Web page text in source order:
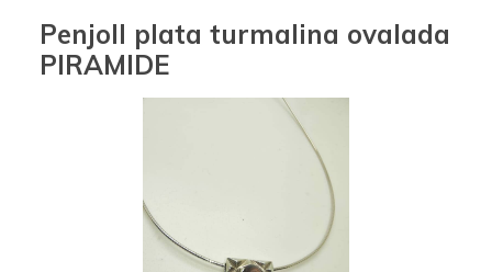
Penjoll plata turmalina ovalada
PIRAMIDE